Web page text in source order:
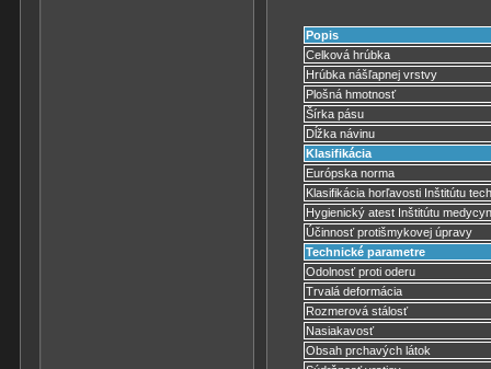
Popis
Celková hrúbka
Hrúbka nášľapnej vrstvy
Plošná hmotnosť
Šírka pásu
Dĺžka návinu
Klasifikácia
Európska norma
Klasifikácia horľavosti Inštitútu
Hygienický atest Inštitútu
Účinnosť protišmykovej úpravy
Technické parametre
Odolnosť proti oderu
Trvalá deformácia
Rozmerová stálosť
Nasiakavosť
Obsah prchavých látok